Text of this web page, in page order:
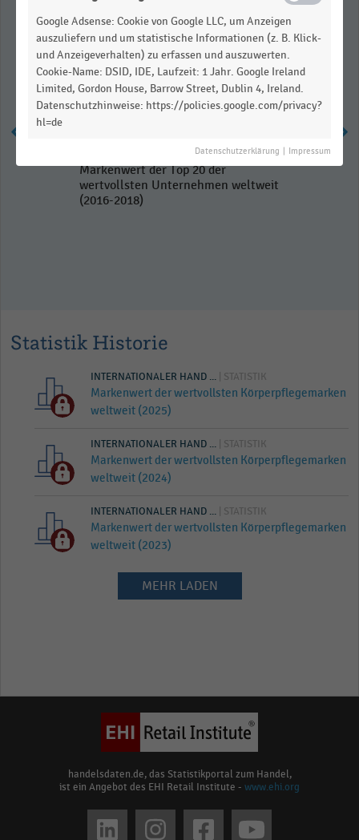
Markenwert der Top 20 der
wertvollsten Unternehmen weltweit
(2016-2018)
Statistik Historie
INTERNATIONALER HAND ... | STATISTIK
Markenwert der wertvollsten Körperpflegemarken
weltweit (2025)
INTERNATIONALER HAND ... | STATISTIK
Markenwert der wertvollsten Körperpflegemarken
weltweit (2024)
INTERNATIONALER HAND ... | STATISTIK
Markenwert der wertvollsten Körperpflegemarken
weltweit (2023)
MEHR LADEN
handelsdaten.de, das Statistikportal zum Handel,
ist ein Angebot des EHI Retail Institute - www.ehi.org
Google Adsense: Cookie von Google LLC, um Anzeigen
auszuliefern und um statistische Informationen (z. B. Klick-
und Anzeigeverhalten) zu erfassen und auszuwerten.
Cookie-Name: DSID, IDE, Laufzeit: 1 Jahr. Google Ireland
Limited, Gordon House, Barrow Street, Dublin 4, Ireland.
Datenschutzhinweise: https://policies.google.com/privacy?
hl=de
Datenschutzerklärung Impressum